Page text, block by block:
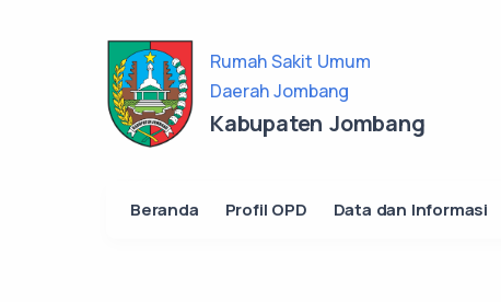
Rumah Sakit Umum
Daerah Jombang
Kabupaten Jombang
Beranda Profil OPD Data dan Informasi